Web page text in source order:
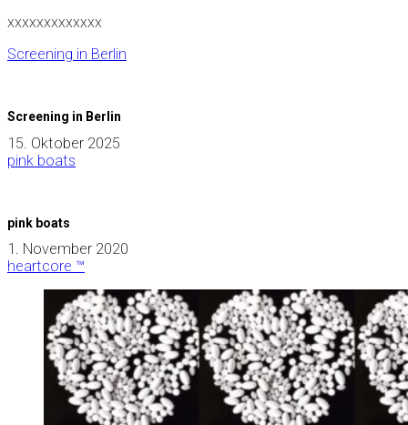
xxxxxxxxxxxxx
Screening in Berlin
Screening in Berlin
15. Oktober 2025
pink boats
pink boats
1. November 2020
heartcore ™